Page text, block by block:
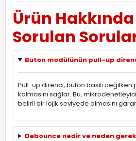
Ürün Hakkında
Sorulan
Buton modülünün pull-up
Pull-up direnci, buton basılı değilken
kalmasını sağlar. Bu,
belirli bir lojik seviyede olmasını
Debounce nedir ve neden